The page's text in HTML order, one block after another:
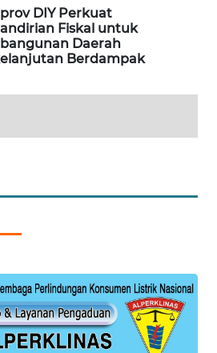
DIY Perkuat
Fiskal untuk
Daerah
Berdampak